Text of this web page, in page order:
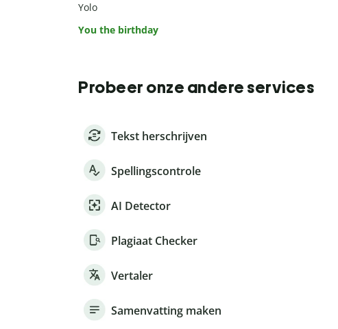
Yolo
You the birthday
Probeer onze andere services
Tekst herschrijven
Spellingscontrole
AI Detector
Plagiaat Checker
Vertaler
Samenvatting maken